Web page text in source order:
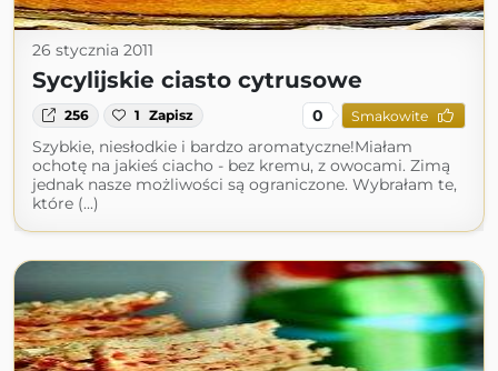
26 stycznia 2011
Sycylijskie ciasto cytrusowe
256 1 Zapisz 0 Smakowite
Szybkie, niesłodkie i bardzo aromatyczne!Miałam
ochotę na jakieś ciacho - bez kremu, z owocami. Zimą
jednak nasze możliwości są ograniczone. Wybrałam te,
które (...)